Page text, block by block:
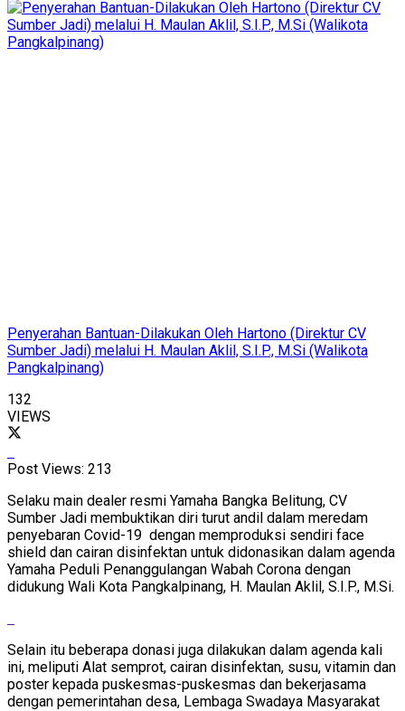
Penyerahan Bantuan-Dilakukan Oleh Hartono (Direktur CV
Sumber Jadi) melalui H. Maulan Aklil, S.I.P., M.Si (Walikota
Pangkalpinang)
132
VIEWS
Post Views: 213
Selaku main dealer resmi Yamaha Bangka Belitung, CV
Sumber Jadi membuktikan diri turut andil dalam meredam
penyebaran Covid-19 dengan memproduksi sendiri face
shield dan cairan disinfektan untuk didonasikan dalam agenda
Yamaha Peduli Penanggulangan Wabah Corona dengan
didukung Wali Kota Pangkalpinang, H. Maulan Aklil, S.I.P., M.Si.
Selain itu beberapa donasi juga dilakukan dalam agenda kali
ini, meliputi Alat semprot, cairan disinfektan, susu, vitamin dan
poster kepada puskesmas-puskesmas dan bekerjasama
dengan pemerintahan desa, Lembaga Swadaya Masyarakat